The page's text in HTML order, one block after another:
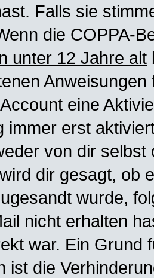
Falls sie
die COPPA-
unter 12 Jahre alt
eine
immer erst
von dir selbst
dir gesagt, ob
wurde,
nicht erhalten
war. Ein Grund
ist die